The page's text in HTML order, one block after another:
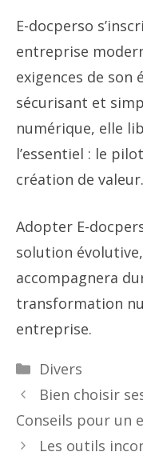
E-docperso
entreprise
exigences de son
sécurisant et
numérique, elle
l’essentiel : le
création de valeur.
Adopter E-
solution
accompagnera
transformation
entreprise.
Catégories
Divers
Bien choisir
Conseils pour un
Les outils